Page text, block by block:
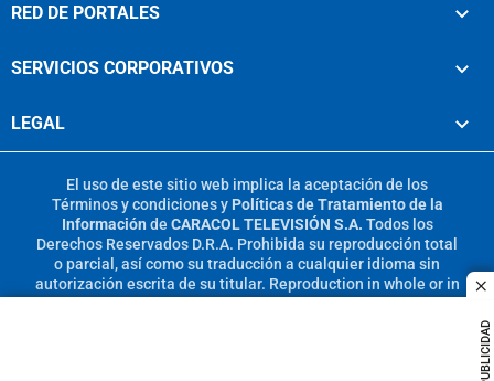
PUBLICIDAD
RED DE PORTALES
SERVICIOS CORPORATIVOS
LEGAL
El uso de este sitio web implica la aceptación de los
Términos y condicionesy Políticas de Tratamiento de la
Información de CARACOL TELEVISIÓN S.A. Todos los
Derechos Reservados D.R.A. Prohibida su reproducción total
o parcial, así como su traducción a cualquier idioma sin
autorización escrita de su titular. Reproduction in whole or in